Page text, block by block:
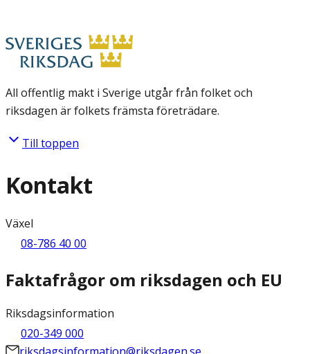
All offentlig makt i Sverige utgår från folket och
riksdagen är folkets främsta företrädare.
Till toppen
Kontakt
Växel
08-786 40 00
Faktafrågor om riksdagen och EU
Riksdagsinformation
020-349 000